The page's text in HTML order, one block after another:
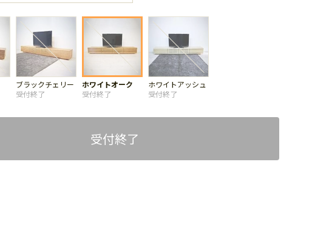
ブラックチェリー
受付終了
ホワイトオーク
受付終了
ホワイトアッシュ
受付終了
受付終了